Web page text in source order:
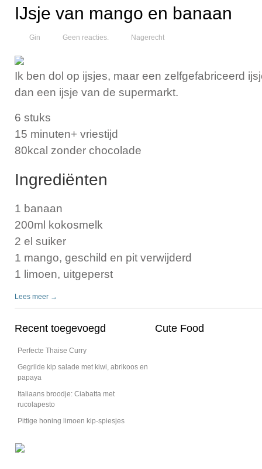
IJsje van mango en banaan
Gin Geen reacties. Nagerecht
Ik ben dol op ijsjes, maar een zelfgefabriceerd
dan een ijsje van de supermarkt.
6 stuks
15 minuten+ vriestijd
80kcal zonder chocolade
Ingrediënten
1 banaan
200ml kokosmelk
2 el suiker
1 mango, geschild en pit verwijderd
1 limoen, uitgeperst
Lees meer →
Recent toegevoegd
Perfecte Thaise Curry
Gegrilde kip salade met kiwi, abrikoos en
papaya
Italiaans broodje: Ciabatta met
rucolapesto
Pittige honing limoen kip-spiesjes
Cute Food